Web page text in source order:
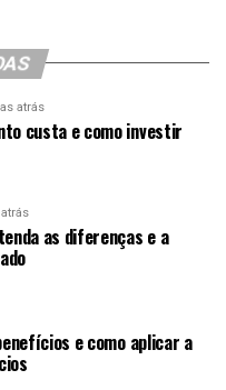
atrás
custa e como investir
as diferenças e a
e como aplicar a